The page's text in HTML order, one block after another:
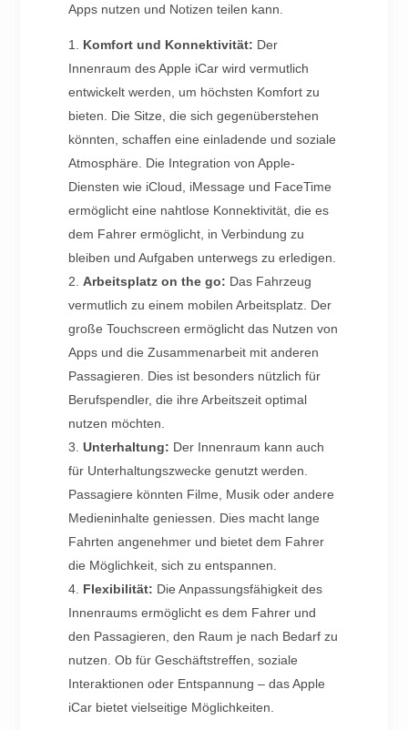
Apps nutzen und Notizen teilen kann.
Komfort und Konnektivität: Der
Innenraum des Apple iCar wird vermutlich
entwickelt werden, um höchsten Komfort zu
bieten. Die Sitze, die sich gegenüberstehen
könnten, schaffen eine einladende und soziale
Atmosphäre. Die Integration von Apple-
Diensten wie iCloud, iMessage und FaceTime
ermöglicht eine nahtlose Konnektivität, die es
dem Fahrer ermöglicht, in Verbindung zu
bleiben und Aufgaben unterwegs zu erledigen.
Arbeitsplatz on the go: Das Fahrzeug
vermutlich zu einem mobilen Arbeitsplatz. Der
große Touchscreen ermöglicht das Nutzen von
Apps und die Zusammenarbeit mit anderen
Passagieren. Dies ist besonders nützlich für
Berufspendler, die ihre Arbeitszeit optimal
nutzen möchten.
Unterhaltung: Der Innenraum kann auch
für Unterhaltungszwecke genutzt werden.
Passagiere könnten Filme, Musik oder andere
Medieninhalte geniessen. Dies macht lange
Fahrten angenehmer und bietet dem Fahrer
die Möglichkeit, sich zu entspannen.
Flexibilität: Die Anpassungsfähigkeit des
Innenraums ermöglicht es dem Fahrer und
den Passagieren, den Raum je nach Bedarf zu
nutzen. Ob für Geschäftstreffen, soziale
Interaktionen oder Entspannung – das Apple
iCar bietet vielseitige Möglichkeiten.